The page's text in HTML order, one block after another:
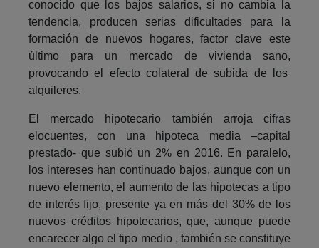
conocido que los bajos salarios, si no cambia la
tendencia, producen serias dificultades para la
formación de nuevos hogares, factor clave este
último para un mercado de vivienda sano,
provocando el efecto colateral de subida de los
alquileres.
El mercado hipotecario también arroja cifras
elocuentes, con una hipoteca media –capital
prestado- que subió un 2% en 2016. En paralelo,
los intereses han continuado bajos, aunque con un
nuevo elemento, el aumento de las hipotecas a tipo
de interés fijo, presente ya en más del 30% de los
nuevos créditos hipotecarios, que, aunque puede
encarecer algo el tipo medio , también se constituye